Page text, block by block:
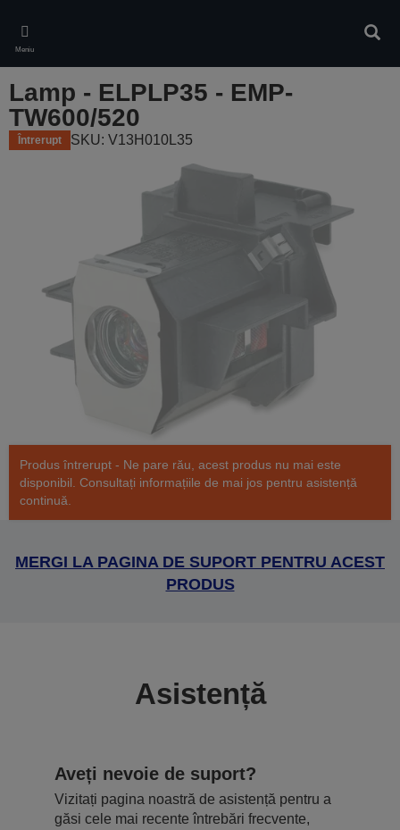
main
content
Meniu
Lamp - ELPLP35 - EMP-
TW600/520
Întrerupt SKU: V13H010L35
Produs întrerupt - Ne pare rău, acest produs nu mai este
disponibil. Consultați informațiile de mai jos pentru asistență
continuă.
MERGI LA PAGINA DE SUPORT PENTRU ACEST
PRODUS
Asistență
Aveți nevoie de suport?
Vizitați pagina noastră de asistență pentru a
găsi cele mai recente întrebări frecvente,